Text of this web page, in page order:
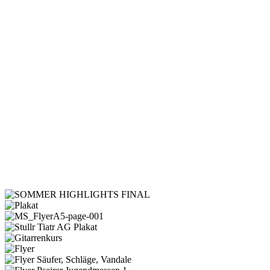
SOMMER
HIGHLIGHTS
FINAL
Plakat
MS_FlyerA5-
page-
001
Stullr
Tiatr
AG
Gitarrenkurs
Flyer